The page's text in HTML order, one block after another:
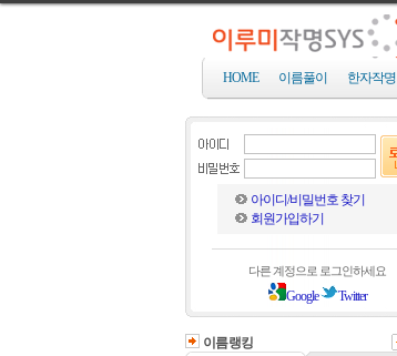
HOME 이름풀이 한자작명
아이디/비밀번호 찾기
회원가입하기
다른 계정으로 로그인하세요
Google Twitter
이름랭킹